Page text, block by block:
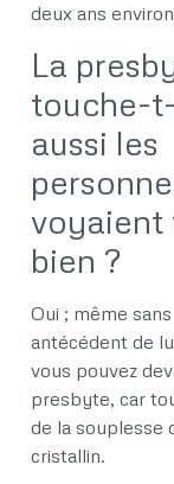
deux ans
La
touche-
aussi les
voyaient
bien ?
Oui ; même sans
antécédent de
vous pouvez
presbyte, car
de la souplesse
cristallin.